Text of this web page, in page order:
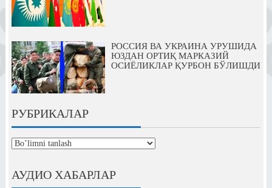
РОССИЯ ВА УКРАИНА УРУШИДА
ЮЗДАН ОРТИҚ МАРКАЗИЙ
ОСИЁЛИКЛАР ҚУРБОН БЎЛИШДИ
РУБРИКАЛАР
рубрикалар
АУДИО ХАБАРЛАР